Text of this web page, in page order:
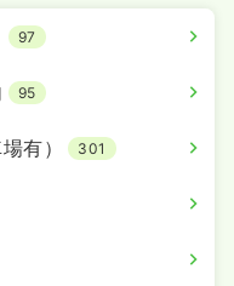
27万円以上可
詳細を見る
97
95
有） 301